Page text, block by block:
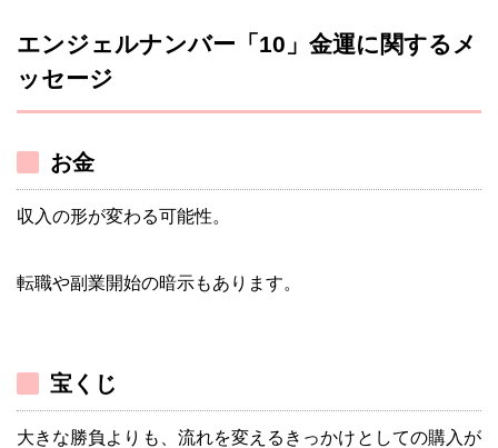
エンジェルナンバー「10」金運に関するメ
ッセージ
お金
収入の形が変わる可能性。
転職や副業開始の暗示もあります。
宝くじ
大きな勝負よりも、流れを変えるきっかけとしての購入が